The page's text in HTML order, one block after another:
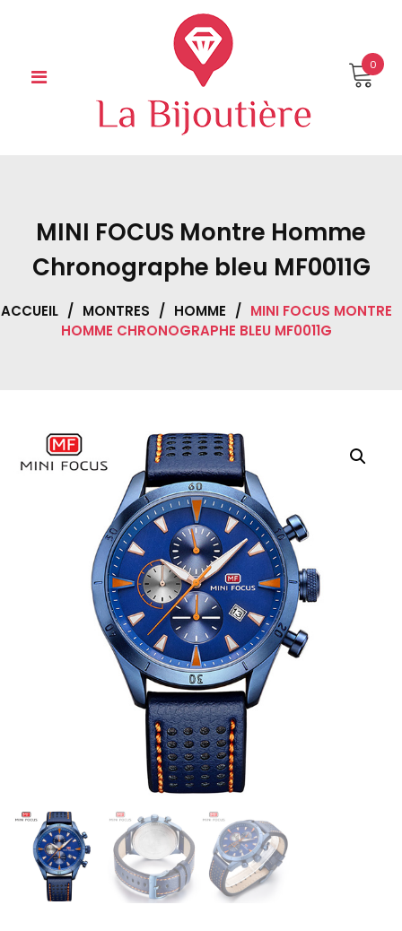
0
MINI FOCUS Montre Homme
Chronographe bleu MF0011G
ACCUEIL / MONTRES / HOMME / MINI FOCUS MONTRE
HOMME CHRONOGRAPHE BLEU MF0011G